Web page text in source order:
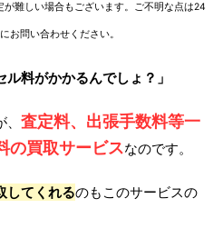
難しい場合もございます。ご不明な点は24
お問い合わせください。
ル料がかかるんでしょ？」
査定料、出張手数料等一
の買取サービスなのです。
してくれるのもこのサービスの